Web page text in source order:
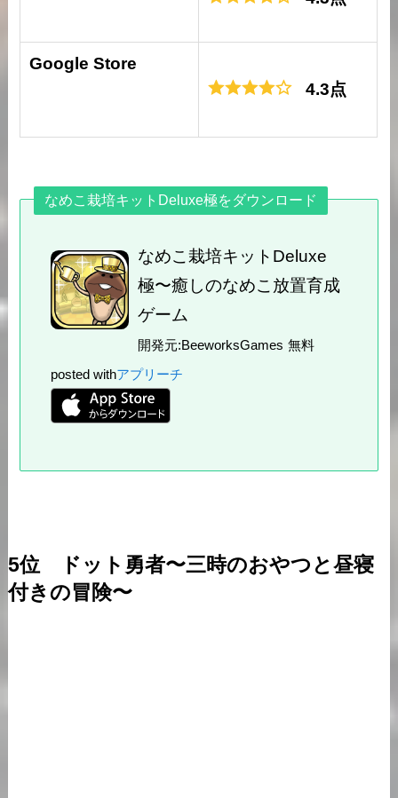
Google Store
4.3点
なめこ栽培キットDeluxe極をダウンロード
なめこ栽培キットDeluxe
極〜癒しのなめこ放置育成
ゲーム
開発元:BeeworksGames 無料
posted withアプリーチ
5位 ドット勇者〜三時のおやつと昼寝
付きの冒険〜